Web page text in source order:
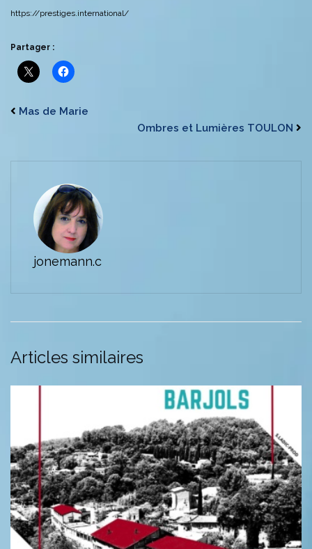
https://prestiges.international/
Partager :
Mas de Marie
Ombres et Lumières TOULON
jonemann.c
Articles similaires